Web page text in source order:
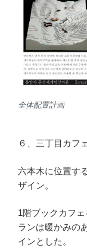
全体配置計画
６、三丁目カフ
六本木に位置す
ザイン。
1階ブックカフ
ランは暖かみの
インとした。